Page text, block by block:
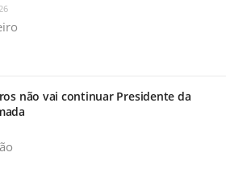
não vai continuar Presidente da